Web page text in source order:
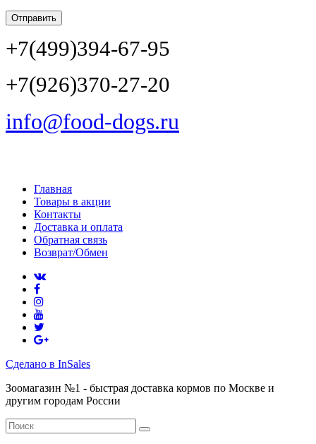
Отправить
+7(499)394-67-95
+7(926)370-27-20
info@food-dogs.ru
Главная
Товары в акции
Контакты
Доставка и оплата
Обратная связь
Возврат/Обмен
Сделано в InSales
Зоомагазин №1 - быстрая доставка кормов по Москве и
другим городам России